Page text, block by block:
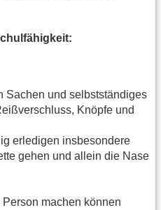
Sachen und selbstständiges
Knöpfe und
erledigen insbesondere
gehen und allein die Nase
machen können